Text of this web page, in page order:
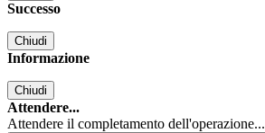
Successo
Chiudi
Informazione
Chiudi
Attendere...
Attendere il completamento dell'operazione...